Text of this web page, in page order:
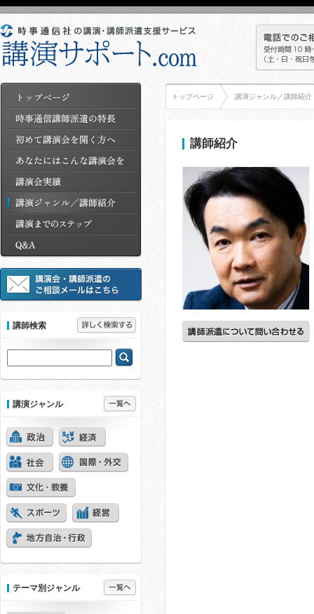
トップページ 講演ジャンル／講師紹介
講師紹介
講師検索
講演ジャンル
テーマ別ジャンル